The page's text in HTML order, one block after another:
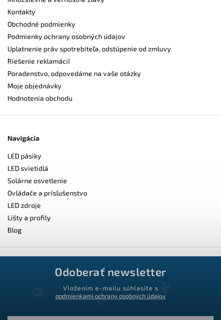
Kontakty
Obchodné podmienky
Podmienky ochrany osobných údajov
Uplatnenie práv spotrebiteľa, odstúpenie od zmluvy
Riešenie reklamácií
Poradenstvo, odpovedáme na vaše otázky
Moje objednávky
Hodnotenia obchodu
Navigácia
LED pásiky
LED svietidlá
Solárne osvetlenie
Ovládače a príslušenstvo
LED zdroje
Lišty a profily
Blog
Odoberať newsletter
Vložením e-mailu súhlasíte s
podmienkami ochrany osobných údajov